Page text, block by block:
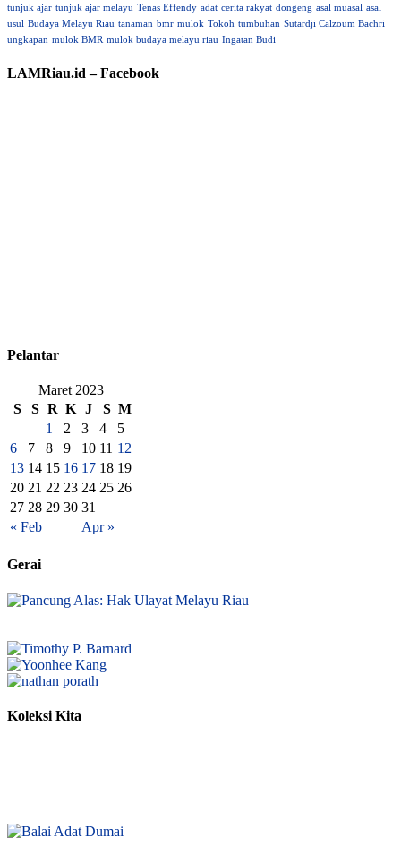
tunjuk ajar tunjuk ajar melayu Tenas Effendy adat cerita rakyat dongeng asal muasal asal
usul Budaya Melayu Riau tanaman bmr mulok Tokoh tumbuhan Sutardji Calzoum Bachri
ungkapan mulok BMR mulok budaya melayu riau Ingatan Budi
LAMRiau.id – Facebook
Pelantar
Maret 2023
S
S R K J S M
« Feb Apr »
1 2 3 4
5
6
7 8 9 10 11 12
13 14 15 16 17 18 19
20 21 22 23 24 25 26
27 28 29 30 31
Gerai
Koleksi Kita